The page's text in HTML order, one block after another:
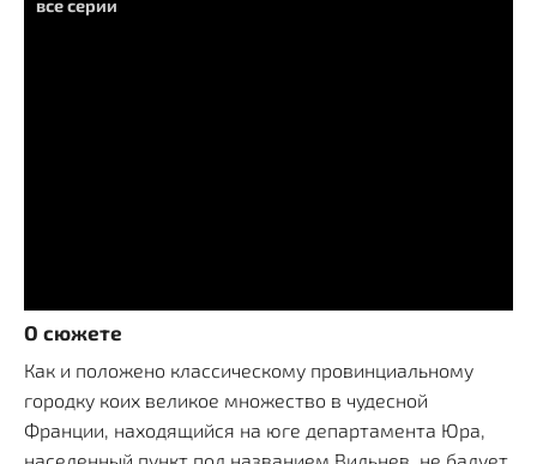
все серии
О сюжете
Как и положено классическому провинциальному
городку коих великое множество в чудесной
Франции, находящийся на юге департамента Юра,